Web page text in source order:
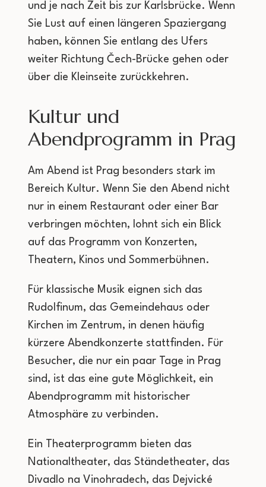
und je nach Zeit bis zur Karlsbrücke. Wenn
Sie Lust auf einen längeren Spaziergang
haben, können Sie entlang des Ufers
weiter Richtung Čech-Brücke gehen oder
über die Kleinseite zurückkehren.
Kultur und
Abendprogramm in Prag
Am Abend ist Prag besonders stark im
Bereich Kultur. Wenn Sie den Abend nicht
nur in einem Restaurant oder einer Bar
verbringen möchten, lohnt sich ein Blick
auf das Programm von Konzerten,
Theatern, Kinos und Sommerbühnen.
Für klassische Musik eignen sich das
Rudolfinum, das Gemeindehaus oder
Kirchen im Zentrum, in denen häufig
kürzere Abendkonzerte stattfinden. Für
Besucher, die nur ein paar Tage in Prag
sind, ist das eine gute Möglichkeit, ein
Abendprogramm mit historischer
Atmosphäre zu verbinden.
Ein Theaterprogramm bieten das
Nationaltheater, das Ständetheater, das
Divadlo na Vinohradech, das Dejvické